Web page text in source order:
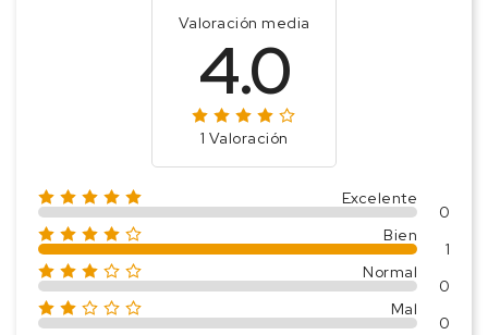
Valoración media
4.0
1 Valoración
Excelente
0
Bien
1
Normal
0
Mal
0